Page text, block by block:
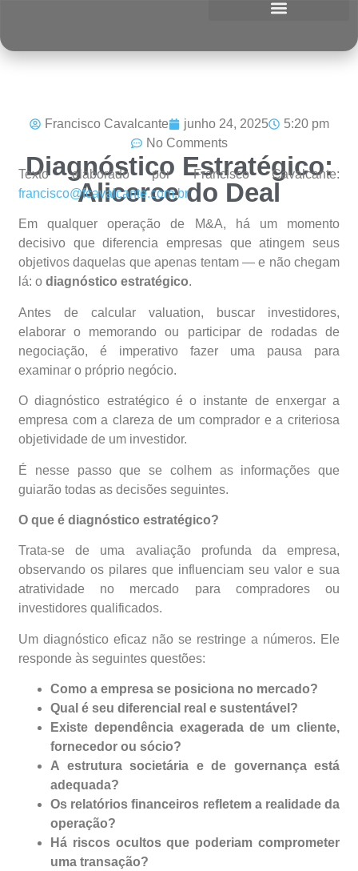
Francisco Cavalcante junho 24, 2025
5:20 pm
No Comments
Diagnóstico Estratégico:
Alicerce do Deal
Texto elaborado por Francisco Cavalcante:
francisco@fcavalcante.com.br
Em qualquer operação de M&A, há um momento
decisivo que diferencia empresas que atingem seus
objetivos daquelas que apenas tentam — e não chegam
lá: o diagnóstico estratégico.
Antes de calcular valuation, buscar investidores,
elaborar o memorando ou participar de rodadas de
negociação, é imperativo fazer uma pausa para
examinar o próprio negócio.
O diagnóstico estratégico é o instante de enxergar a
empresa com a clareza de um comprador e a criteriosa
objetividade de um investidor.
É nesse passo que se colhem as informações que
guiarão todas as decisões seguintes.
O que é diagnóstico estratégico?
Trata-se de uma avaliação profunda da empresa,
observando os pilares que influenciam seu valor e sua
atratividade no mercado para compradores ou
investidores qualificados.
Um diagnóstico eficaz não se restringe a números. Ele
responde às seguintes questões:
Como a empresa se posiciona no mercado?
Qual é seu diferencial real e sustentável?
Existe dependência exagerada de um cliente,
fornecedor ou sócio?
A estrutura societária e de governança está
adequada?
Os relatórios financeiros refletem a realidade da
operação?
Há riscos ocultos que poderiam comprometer
uma transação?